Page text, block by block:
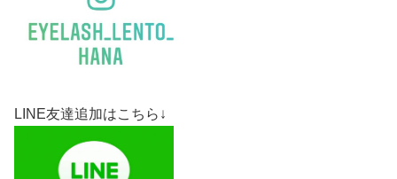
LINE友達追加はこちら↓